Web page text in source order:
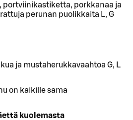
portviinikastiketta, porkkanaa ja
perunan puolikkaita L, G
ja mustaherukkavaahtoa G, L
on kaikille sama
kuolemasta